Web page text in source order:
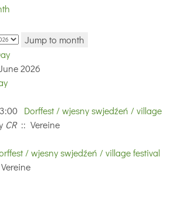
Jump to month
2026
Dorffest / wjesny swjedźeń / village
CR:: Vereine
/ wjesny swjedźeń / village festival